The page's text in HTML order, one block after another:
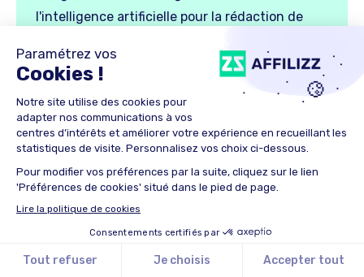
l'intelligence artificielle pour la rédaction de
objectifs spécifiques
besoins de votre
audience . L'efficacité d'une stratégie
d'affiliation repose sur l'adaptabilité et la
capacité à rester à jour avec les meilleurs outils
disponibles, facilitant ainsi la création, la
gestion et le suivi de contenu engageant et
d'affiliation tout en minimisant les efforts